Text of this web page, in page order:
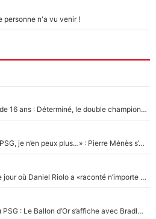
personne n'a vu venir !
Le PSG veut s'offrir une pépite de 16 ans : Déterminé, le double champion d'Europe en titre est prêt à lâcher 40M€ pour celui que l'on compare déjà à Vinicius Jr !
«Un très mauvais choix pour le PSG, je n’en peux plus…» : Pierre Ménès s’est complètement trompé avec Luis Enrique et ces déclarations le prouvent !
«Je m’en veux terriblement» : Le jour où Daniel Riolo a «raconté n’importe quoi» dans l'After Foot !
Ousmane Dembélé de retour au PSG : Le Ballon d’Or s’affiche avec Bradley Barcola en plein cœur du feuilleton sur son départ !